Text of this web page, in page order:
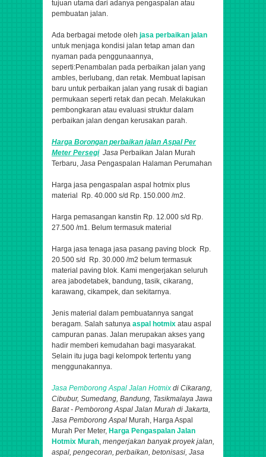
tujuan utama dari adanya pengaspalan atau
pembuatan jalan.
Ada berbagai metode oleh jasa perbaikan jalan
untuk menjaga kondisi jalan tetap aman dan
nyaman pada penggunaannya,
seperti:Penambalan pada perbaikan jalan yang
ambles, berlubang, dan retak. Membuat lapisan
baru untuk perbaikan jalan yang rusak di bagian
permukaan seperti retak dan pecah. Melakukan
pembongkaran atau evaluasi struktur dalam
perbaikan jalan dengan kerusakan parah.
Harga Borongan perbaikan jalan AspalPer
Meter Persegi Jasa Perbaikan Jalan Murah
Terbaru, Jasa Pengaspalan Halaman Perumahan
Harga jasa pengaspalan aspal hotmix plus
material Rp. 40.000 s/d Rp. 150.000 /m2.
Harga pemasangan kanstin Rp. 12.000 s/d Rp.
27.500 /m1. Belum termasuk material
Harga jasa tenaga jasa pasang paving block Rp.
20.500 s/d Rp. 30.000 /m2 belum termasuk
material paving blok. Kami mengerjakan seluruh
area jabodetabek, bandung, tasik, cikarang,
karawang, cikampek, dan sekitarnya.
Jenis material dalam pembuatannya sangat
beragam. Salah satunya aspal hotmix atau aspal
campuran panas. Jalan merupakan akses yang
hadir memberi kemudahan bagi masyarakat.
Selain itu juga bagi kelompok tertentu yang
menggunakannya.
Jasa Pemborong Aspal Jalan Hotmix di Cikarang,
Cibubur, Sumedang, Bandung​, Tasikmalaya Jawa
Barat - Pemborong Aspal Jalan Murah di Jakarta,
Jasa Pemborong Aspal Murah, Harga Aspal
Murah Per Meter, Harga Pengaspalan Jalan
Hotmix Murah, mengerjakan banyak proyek jalan,
aspal, pengecoran, perbaikan, betonisasi, Jasa